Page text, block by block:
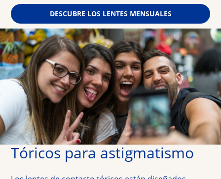
DESCUBRE LOS LENTES MENSUALES
Tóricos para astigmatismo